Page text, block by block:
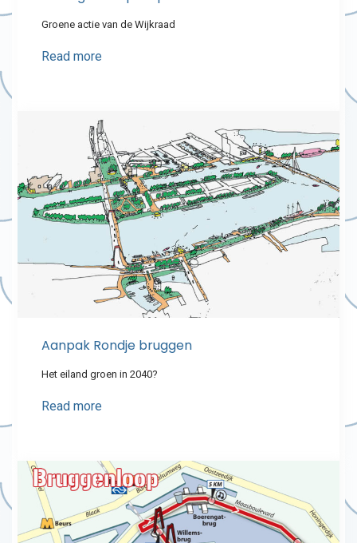
Groene actie van de Wijkraad
Read more
Aanpak Rondje bruggen
Het eiland groen in 2040?
Read more